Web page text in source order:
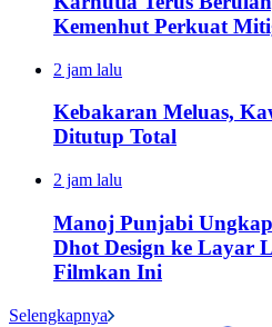
Kemenhut Perkuat
2 jam lalu
Kebakaran Meluas,
Ditutup Total
2 jam lalu
Manoj Punjabi
Dhot Design ke Layar
Filmkan Ini
Selengkapnya